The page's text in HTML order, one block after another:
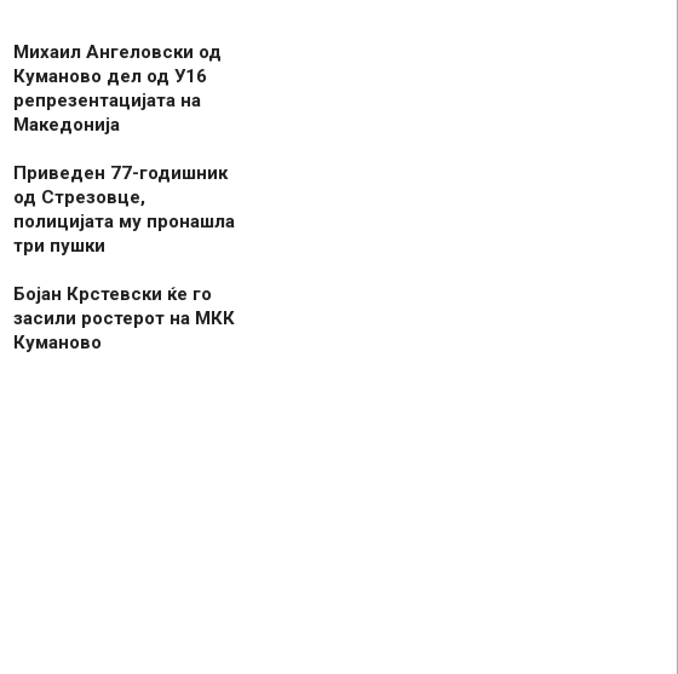
Михаил Ангеловски од
Куманово дел од У16
репрезентацијата на
Македонија
Приведен 77-годишник
од Стрезовце,
полицијата му пронашла
три пушки
Бојан Крстевски ќе го
засили ростерот на МКК
Куманово